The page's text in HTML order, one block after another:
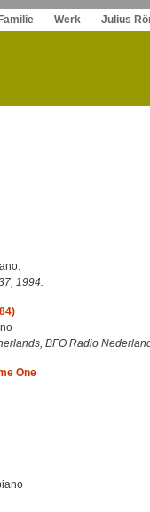
Familie Werk Julius
1994.
BFO Radio
One